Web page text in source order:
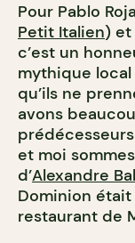
Pour Pablo
Petit Italien) et
c’est un
mythique
qu’ils ne
avons
et moi
d’Alexandre
Dominion
restaurant de